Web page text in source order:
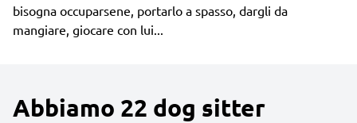
bisogna occuparsene, portarlo a spasso, dargli da
mangiare, giocare con lui...
Abbiamo 22 dog sitter